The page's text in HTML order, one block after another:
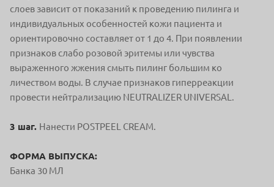
слоев зависит от показаний к проведению пилинга и
индивидуальных особенностей кожи пациента и
ориентировочно составляет от 1 до 4. При появлении
признаков слабо розовой эритемы или чувства
выраженного жжения смыть пилинг большим ко
личеством воды. В случае признаков гиперреакции
провести нейтрализацию NEUTRALIZER UNIVERSAL.
3 шаг. Нанести POSTPEEL CREAM.
ФОРМА ВЫПУСКА:
Банка 30 МЛ